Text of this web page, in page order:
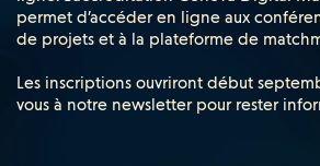
permet d’accéder en ligne aux
de projets et à la plateforme de
Les inscriptions ouvriront début
vous à notre newsletter pour rester